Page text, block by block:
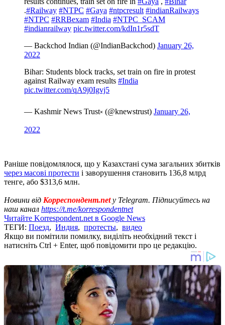
.#Railway #NTPC #Gaya #ntpcresult #indianRailways
#NTPC #RRBexam #India #NTPC_SCAM
#indianrailway pic.twitter.com/kdIn1r5sdT
— Backchod Indian (@IndianBackchod) January 26,
2022
Bihar: Students block tracks, set train on fire in protest
against Railway exam results #India
pic.twitter.com/qA9j0Igvj5
— Kashmir News Trust༝ (@knewstrust) January 26,
2022
Раніше повідомлялося, що у Казахстані сума загальних збитків
через масові протести і заворушення становить 136,8 млрд
тенге, або $313,6 млн.
Новини від Корреспондент.netу Telegram. Підписуйтесь на
наш канал https://t.me/korrespondentnet
Читайте Korrespondent.net в Google News
ТЕГИ: Поезд, Индия, протесты, видео
Якщо ви помітили помилку, виділіть необхідний текст і
натисніть Ctrl + Enter, щоб повідомити про це редакцію.